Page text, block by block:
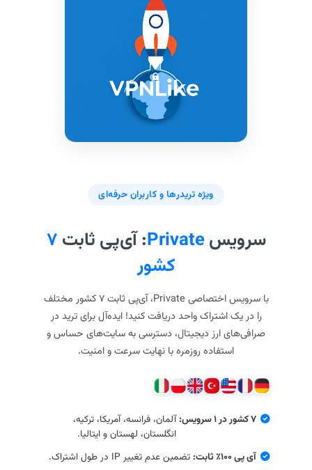
ویژه تریدرها و کاربران حرفه‌ای
سرویسPrivate: آی‌پی ثابت ۷
کشور
با سرویس اختصاصی Private، آی‌پی ثابت ۷ کشور مختلف
را در یک اشتراک واحد دریافت کنید! ایده‌آل برای ترید در
صرافی‌های ارز دیجیتال، دسترسی به سایت‌های حساس و
استفاده روزمره با نهایت سرعت و امنیت.
۷ کشور در ۱ سرویس:
آلمان، فرانسه، آمریکا، ترکیه،
انگلستان، لهستان و ایتالیا.
آی پی ۱۰۰٪ ثابت:
تضمین عدم تغییر IP در طول اشتراک.